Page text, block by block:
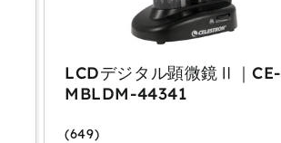
LCDデジタル顕微鏡Ⅱ｜CE-
MBLDM-44341
(649)